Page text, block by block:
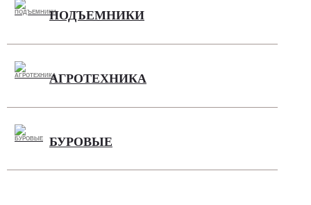
ПОДЪЕМНИКИ
АГРОТЕХНИКА
БУРОВЫЕ